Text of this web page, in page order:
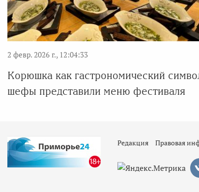
2 февр. 2026 г., 12:04:33
Корюшка как гастрономический
шефы представили меню фестиваля
Редакция Правовая